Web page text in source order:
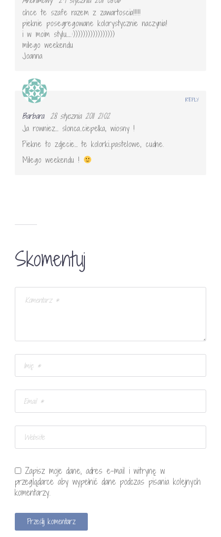
chce te szafe razem z zawartoscia!!!!!
pieknie posegregowane kolorystycznie naczynia!
i w moim stylu…..:)))))))))))))))))
milego weekendu
Joanna
Barbara 28 stycznia 2011 21:02
Ja rowniez… slonca..ciepelka, wiosny !
Piekne to zdjecie… te kolorki..pastelowe, cudne.
Milego weekendu !
REPLY
Skomentuj
Zapisz moje dane, adres e-mail i witrynę w
przeglądarce aby wypełnić dane podczas pisania kolejnych
komentarzy.